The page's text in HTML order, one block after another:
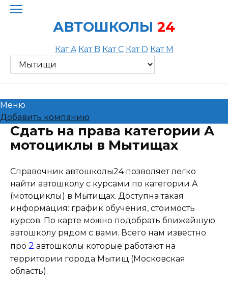
Skip
АВТОШКОЛЫ 24
Кат A Кат B Кат C Кат D Кат M
Меню
Добавить компанию
Сдать на права категории A
мотоциклы в Мытищах
Справочник автошколы24 позволяет легко
найти автошколу с курсами по категории A
(мотоциклы) в Мытищах. Доступна такая
информация: график обучения, стоимость
курсов. По карте можно подобрать ближайшую
автошколу рядом с вами. Всего нам известно
про 2 автошколы которые работают на
территории города Мытищ (Московская
область).